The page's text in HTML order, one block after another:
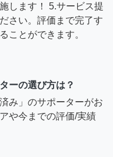
します！ 5.サービス提
さい。評価まで完了す
ことができます。
ーの選び方は？
み」のサポーターがお
や今までの評価/実績